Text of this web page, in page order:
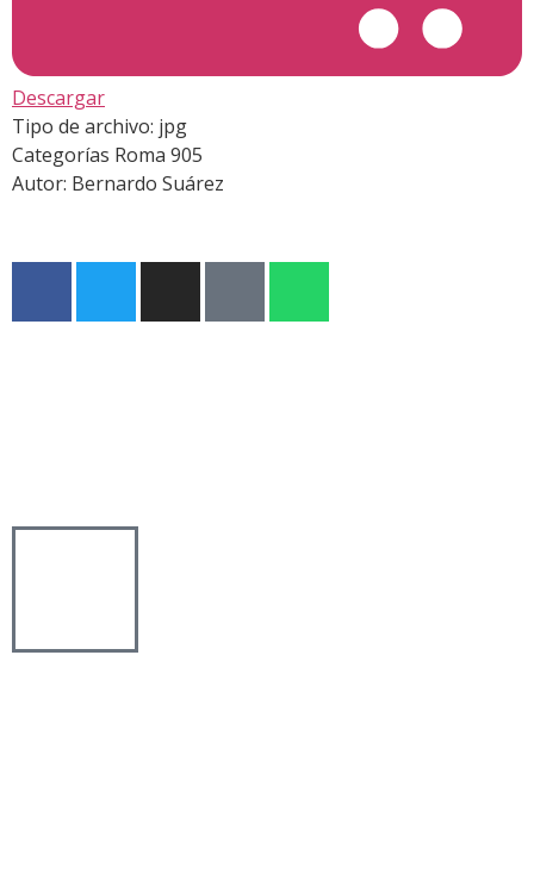
Descargar
Tipo de archivo: jpg
Categorías Roma 905
Autor: Bernardo Suárez